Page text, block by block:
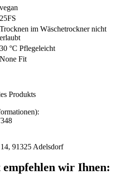
vegan
25FS
Trocknen im Wäschetrockner nicht
erlaubt
30 °C Pflegeleicht
None Fit
Produkts
91325 Adelsdorf
wir Ihnen: